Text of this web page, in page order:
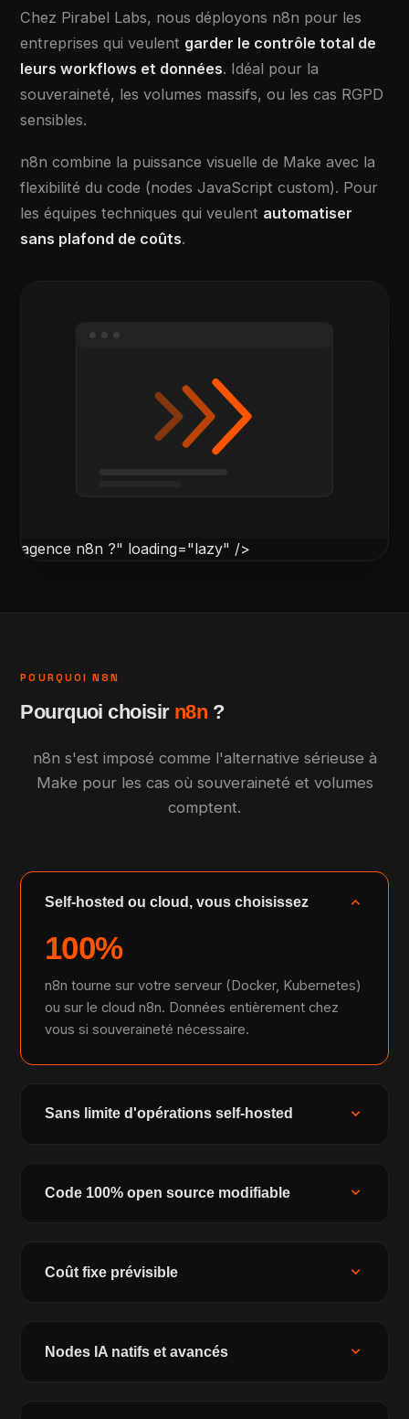
Chez Pirabel Labs, nous déployons n8n pour les
entreprises qui veulent garder le contrôle total de
leurs workflows et données. Idéal pour la
souveraineté, les volumes massifs, ou les cas RGPD
sensibles.
n8n combine la puissance visuelle de Make avec la
flexibilité du code (nodes JavaScript custom). Pour
les équipes techniques qui veulent automatiser
sans plafond de coûts.
agence n8n ?" loading="lazy" />
POURQUOI N8N
Pourquoi choisir n8n ?
n8n s'est imposé comme l'alternative sérieuse à
Make pour les cas où souveraineté et volumes
comptent.
Self-hosted ou cloud, vous choisissez expand_more
100%
n8n tourne sur votre serveur (Docker, Kubernetes)
ou sur le cloud n8n. Données entièrement chez
vous si souveraineté nécessaire.
Sans limite d'opérations self-hosted expand_more
Code 100% open source modifiable expand_more
Coût fixe prévisible expand_more
Nodes IA natifs et avancés expand_more